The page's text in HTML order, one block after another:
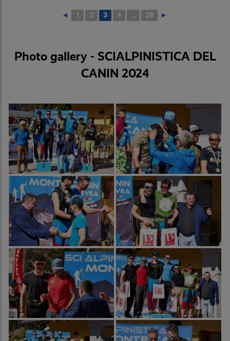
◄ 1 2 3 4 ... 28 ►
Photo gallery - SCIALPINISTICA DEL
CANIN 2024